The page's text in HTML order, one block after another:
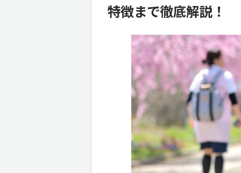
特徴まで徹底解説！